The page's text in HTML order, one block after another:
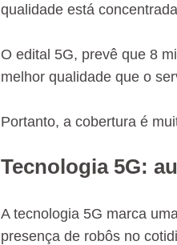
qualidade está
O edital 5G, prevê que 8
melhor qualidade que o
Portanto, a cobertura é
Tecnologia 5G:
A tecnologia 5G marca
presença de robôs no